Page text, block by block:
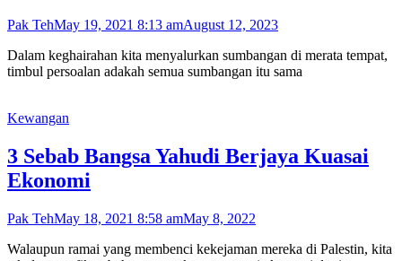
Pak TehMay 19, 2021 8:13 amAugust 12, 2023
Dalam keghairahan kita menyalurkan sumbangan di merata tempat,
timbul persoalan adakah semua sumbangan itu sama
Kewangan
3 Sebab Bangsa Yahudi Berjaya Kuasai
Ekonomi
Pak TehMay 18, 2021 8:58 amMay 8, 2022
Walaupun ramai yang membenci kekejaman mereka di Palestin, kita